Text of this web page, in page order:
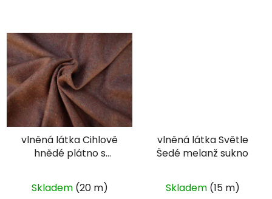
vlněná látka Cihlově
hnědé plátno s
Skladem (20 m)
vlněná látka Světle
Šedé melanž sukno
Skladem (15 m)